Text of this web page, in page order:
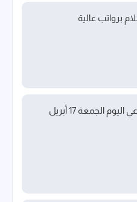
برواتب عالية
أحدث وظائف الأهرام الأسبوعي اليوم الجمعة 17 أبريل